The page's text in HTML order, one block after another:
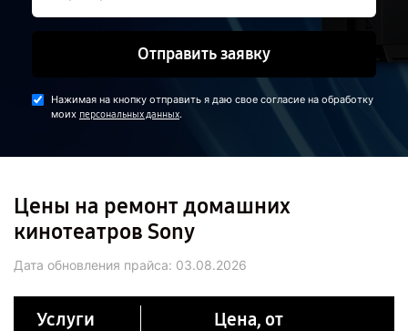
Отправить заявку
Нажимая на кнопку отправить я даю свое согласие на обработку
моих персональных данных.
Цены на ремонт домашних
кинотеатров Sony
Дата обновления прайса: 03.08.2026
Услуги Цена, от